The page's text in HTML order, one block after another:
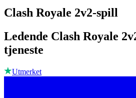
Clash Royale 2v2-spill
Ledende Clash Royale
tjeneste
Utmerket